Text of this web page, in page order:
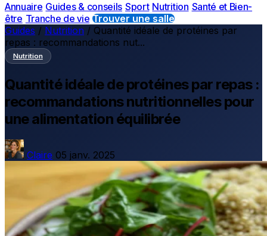
Annuaire Guides & conseils Sport Nutrition Santé et Bien-
être Tranche de vie Trouver une salle
Guides / Nutrition / Quantité idéale de protéines par
repas : recommandations nut...
Nutrition
Quantité idéale de protéines par repas :
recommandations nutritionnelles pour
une alimentation équilibrée
Claire 05 janv. 2025